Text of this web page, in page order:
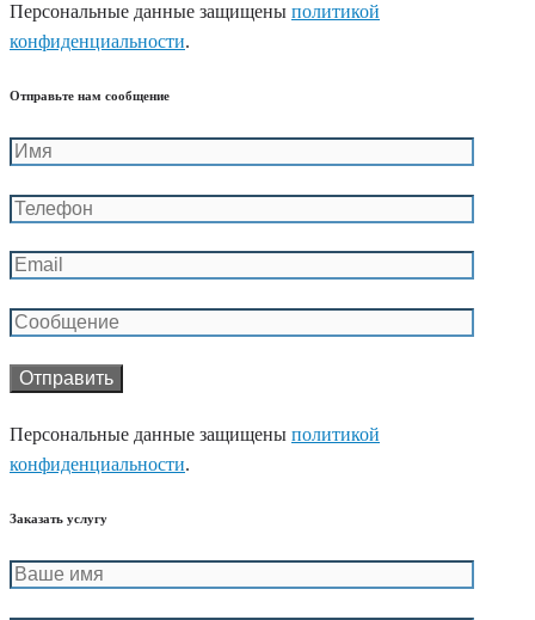
Персональные данные защищены политикой
конфиденциальности.
Отправьте нам сообщение
Персональные данные защищены политикой
конфиденциальности.
Заказать услугу